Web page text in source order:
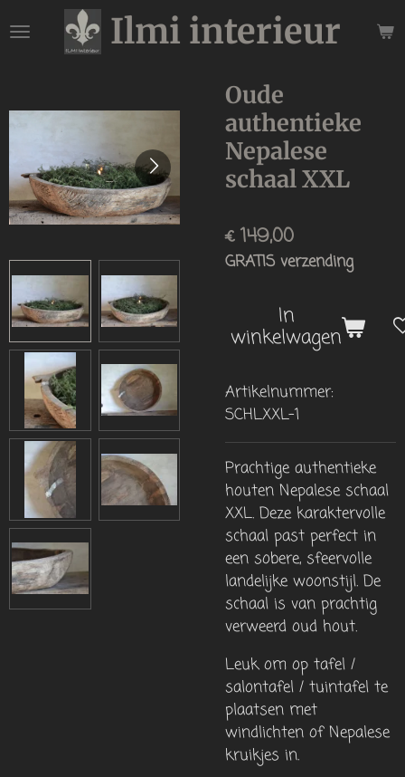
direct
hoofdinhoud
Ilmi interieur
Oude
authentieke
Nepalese
schaal XXL
€ 149,00
GRATIS verzending
In
winkelwagen
Artikelnummer:
SCHLXXL-1
Prachtige authentieke
houten Nepalese schaal
XXL. Deze karaktervolle
schaal past perfect in
een sobere, sfeervolle
landelijke woonstijl. De
schaal is van prachtig
verweerd oud hout.
Leuk om op tafel /
salontafel / tuintafel te
plaatsen met
windlichten of Nepalese
kruikjes in.